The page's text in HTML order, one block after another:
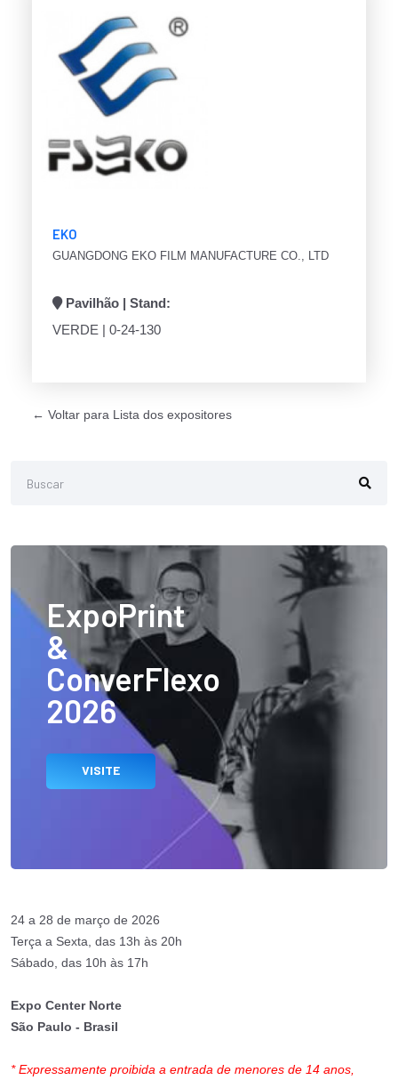
EKO
GUANGDONG EKO FILM MANUFACTURE CO., LTD
Pavilhão | Stand:
VERDE | 0-24-130
← Voltar para Lista dos expositores
ExpoPrint
&
ConverFlexo
2026
VISITE
24 a 28 de março de 2026
Terça a Sexta, das 13h às 20h
Sábado, das 10h às 17h
Expo Center Norte
São Paulo - Brasil
* Expressamente proibida a entrada de menores de 14 anos,